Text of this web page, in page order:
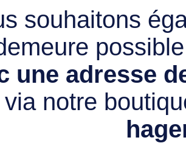
souhaitons
une adresse
via notre